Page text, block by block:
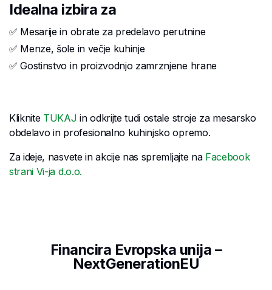
Idealna izbira za
✅ Mesarije in obrate za predelavo perutnine
✅ Menze, šole in večje kuhinje
✅ Gostinstvo in proizvodnjo zamrznjene hrane
Kliknite TUKAJ in odkrijte tudi ostale stroje za mesarsko
obdelavo in profesionalno kuhinjsko opremo.
Za ideje, nasvete in akcije nas spremljajte na Facebook
strani Vi-ja d.o.o.
Financira Evropska unija –
NextGenerationEU